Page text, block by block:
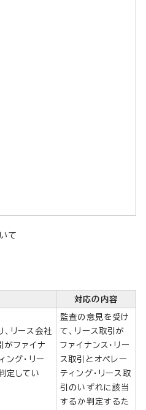
て
対応の内容
リース会社
がファイナ
ング・リー
定してい
監査の意見を受け
て、リース取引が
ファイナンス・リー
ス取引とオペレー
ティング・リース取
引のいずれに該当
するか判定するた